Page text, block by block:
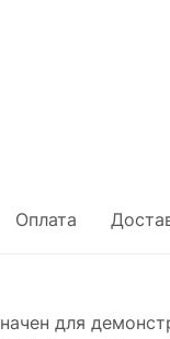
Оплата
для